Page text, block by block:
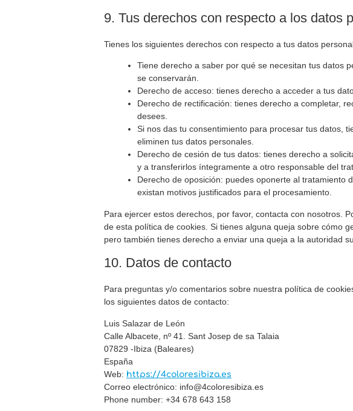
9. Tus derechos con respecto a los datos
Tienes los siguientes derechos con respecto a tus datos
Tiene derecho a saber por qué se necesitan tus datos
se conservarán.
Derecho de acceso: tienes derecho a acceder a tus
Derecho de rectificación: tienes derecho a completar,
desees.
Si nos das tu consentimiento para procesar tus datos,
eliminen tus datos personales.
Derecho de cesión de tus datos: tienes derecho a
y a transferirlos íntegramente a otro responsable del
Derecho de oposición: puedes oponerte al tratamiento
existan motivos justificados para el procesamiento.
Para ejercer estos derechos, por favor, contacta con nosotros.
de esta política de cookies. Si tienes alguna queja sobre cómo
pero también tienes derecho a enviar una queja a la autoridad
10. Datos de contacto
Para preguntas y/o comentarios sobre nuestra política de
los siguientes datos de contacto:
Luis Salazar de León
Calle Albacete, nº 41. Sant Josep de sa Talaia
07829 -Ibiza (Baleares)
España
Web: https://4coloresibiza.es
Correo electrónico: info@4coloresibiza.es
Phone number: +34 678 643 158